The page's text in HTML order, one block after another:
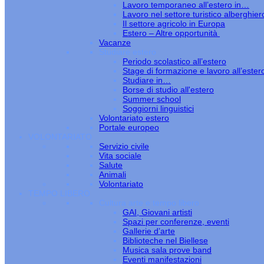
Lavoro temporaneo all’estero in…
Lavoro nel settore turistico
Il settore agricolo in Europa
Estero – Altre opportunità
Vacanze
Studiare estero
Periodo scolastico all’estero
Stage di formazione e lavoro
Studiare in…
Borse di studio all'estero
Summer school
Soggiorni linguistici
Volontariato estero
Portale europeo
VOLONTARIATO
Servizio civile
Vita sociale
Salute
Animali
Volontariato
TEMPO LIBERO
Cultura arte e tempo libero
GAI, Giovani artisti
Spazi per conferenze, eventi
Gallerie d’arte
Biblioteche nel Biellese
Musica sala prove band
Eventi manifestazioni